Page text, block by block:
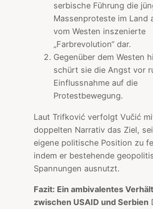
serbische Führung die
Massenproteste im Land
vom Westen inszenierte
„Farbrevolution“ dar.
Gegenüber dem Westen
schürt sie die Angst vor
Einflussnahme auf die
Protestbewegung.
Laut Trifković verfolgt Vučić
doppelten Narrativ das Ziel,
eigene politische Position zu
indem er bestehende
Spannungen ausnutzt.
Fazit: Ein ambivalentes
zwischen USAID und Serbien